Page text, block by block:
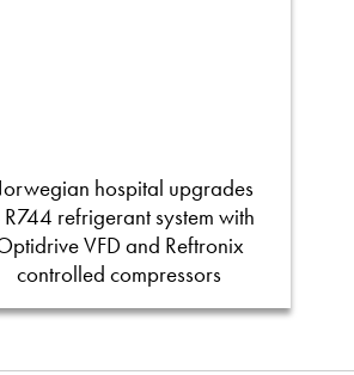
hospital upgrades
refrigerant system with
VFD and Reftronix
controlled compressors